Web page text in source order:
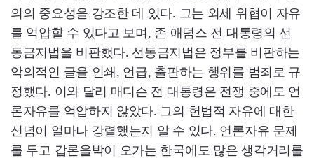
의의 중요성을 강조한 데 있다. 그는 외세 위협이 자유
를 억압할 수 있다고 보며, 존 애덤스 전 대통령의 선
동금지법을 비판했다. 선동금지법은 정부를 비판하는
악의적인 글을 인쇄, 언급, 출판하는 행위를 범죄로 규
정했다. 이와 달리 매디슨 전 대통령은 전쟁 중에도 언
론자유를 억압하지 않았다. 그의 헌법적 자유에 대한
신념이 얼마나 강렬했는지 알 수 있다. 언론자유 문제
를 두고 갑론을박이 오가는 한국에도 많은 생각거리를